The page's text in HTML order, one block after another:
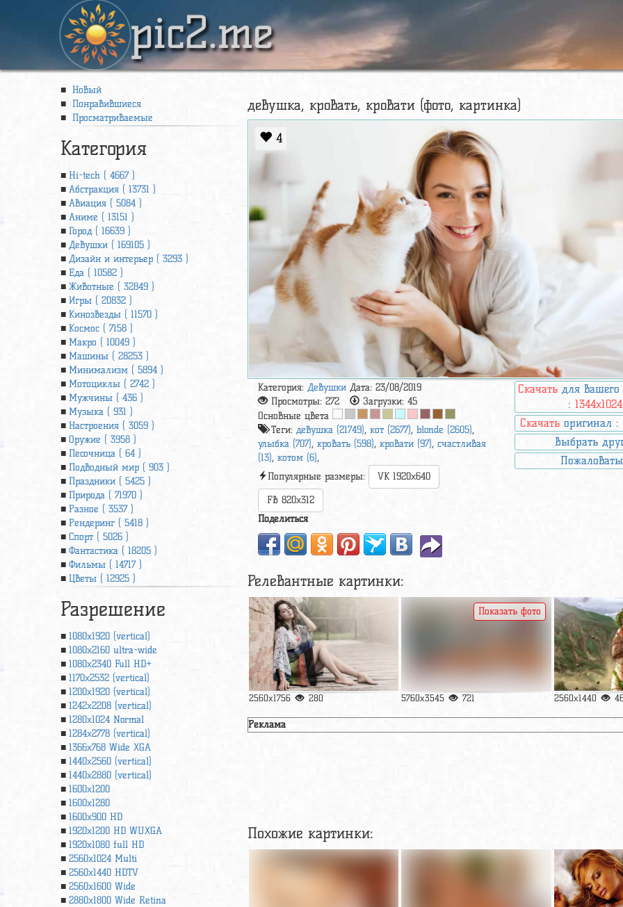
pic2.me
Новый
Понравившиеся
Просматриваемые
Категория
Hi-tech ( 4667 )
Абстракция ( 13731 )
Авиация ( 5084 )
Аниме ( 13151 )
Город ( 16639 )
Девушки ( 169105 )
Дизайн и интерьер ( 3293 )
Еда ( 10582 )
Животные ( 32849 )
Игры ( 20832 )
Кинозвезды ( 11570 )
Космос ( 7158 )
Макро ( 10049 )
Машины ( 28253 )
Минимализм ( 5894 )
Мотоциклы ( 2742 )
Мужчины ( 436 )
Музыка ( 931 )
Настроения ( 3059 )
Оружие ( 3958 )
Песочница ( 64 )
Подводный мир ( 903 )
Праздники ( 5425 )
Природа ( 71970 )
Разное ( 3537 )
Рендеринг ( 5418 )
Спорт ( 5026 )
Фантастика ( 18205 )
Фильмы ( 14717 )
Цветы ( 12925 )
Разрешение
1080x1920 (vertical)
1080x2160 ultra-wide
1080x2340 Full HD+
1170x2532 (vertical)
1200x1920 (vertical)
1242x2208 (vertical)
1280x1024 Normal
1284x2778 (vertical)
1366х768 Wide XGA
1440x2560 (vertical)
1440x2880 (vertical)
1600x1200
1600x1280
1600x900 HD
1920x1200 HD WUXGA
1920х1080 full HD
2560x1024 Multi
2560x1440 HDTV
2560x1600 Wide
2880x1800 Wide Retina
девушка, кровать, кровати (фото, картинка)
4
Категория:Девушки Дата: 23/08/2019
Просмотры:272 Загрузки:45
Основные цвета
Теги:девушка (21749),кот (2677),blonde (2605),
улыбка (707),кровать (598),кровати (97),счастливая
(13),котом (6),
Популярные размеры:
VK 1920x640
FB 820x312
Скачать для
:1344x1024
Скачать оригинал :
Выбрать
Поделиться
Релевантные картинки:
2560x1756 280 5760x3545 721
Показать фото
2560x1440
Реклама
Похожие картинки: